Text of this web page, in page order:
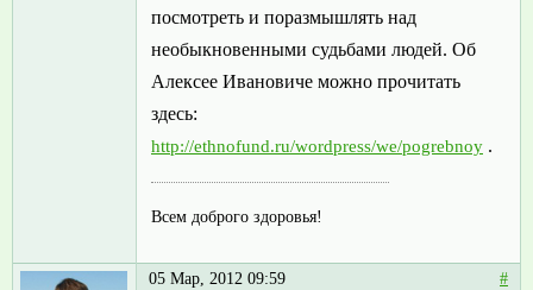
посмотреть и поразмышлять над
необыкновенными судьбами людей. Об
Алексее Ивановиче можно прочитать
здесь:
http://ethnofund.ru/wordpress/we/pogrebnoy .
Всем доброго здоровья!
05 Мар, 2012 09:59 #